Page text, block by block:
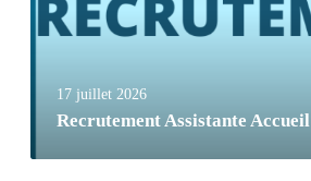
17 juillet 2026
Recrutement Assistante Accueil